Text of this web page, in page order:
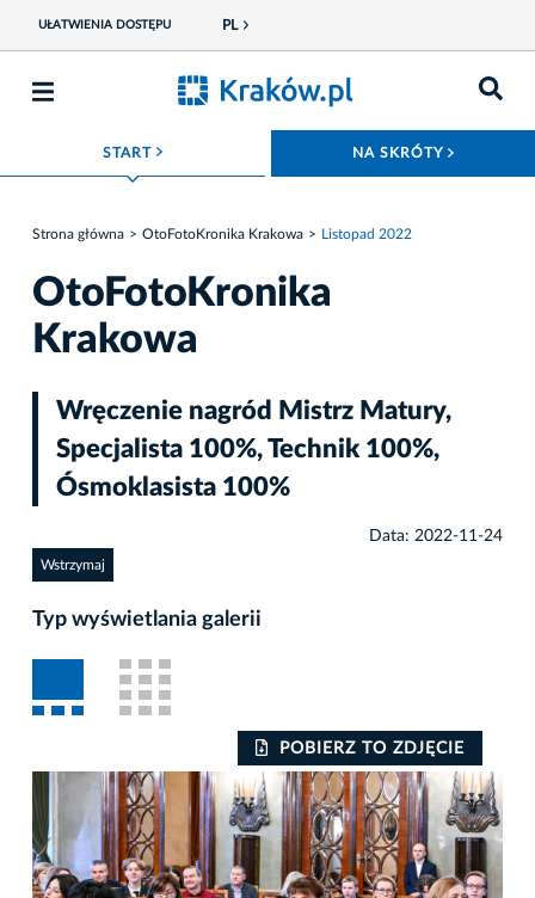
UŁATWIENIA DOSTĘPU PL
START ROZWIŃ MENU NA SKRÓTY
Strona główna OtoFotoKronika Krakowa Listopad 2022
OtoFotoKronika
Krakowa
Wręczenie nagród Mistrz Matury,
Specjalista 100%, Technik 100%,
Ósmoklasista 100%
Data: 2022-11-24
Wstrzymaj
Typ wyświetlania galerii
POBIERZ TO ZDJĘCIE